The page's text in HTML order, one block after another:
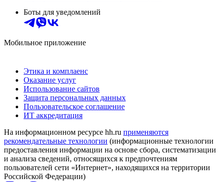
Боты для уведомлений
Мобильное приложение
Этика и комплаенс
Оказание услуг
Использование сайтов
Защита персональных данных
Пользовательское соглашение
ИТ аккредитация
На информационном ресурсе hh.ru применяются
рекомендательные технологии (информационные технологии
предоставления информации на основе сбора, систематизации
и анализа сведений, относящихся к предпочтениям
пользователей сети «Интернет», находящихся на территории
Российской Федерации)